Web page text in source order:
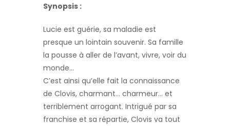
Synopsis :
Lucie est guérie, sa maladie est
presque un lointain souvenir. Sa famille
la pousse à aller de l’avant, vivre, voir du
monde…
C’est ainsi qu’elle fait la connaissance
de Clovis, charmant… charmeur… et
terriblement arrogant. Intrigué par sa
franchise et sa répartie, Clovis va tout